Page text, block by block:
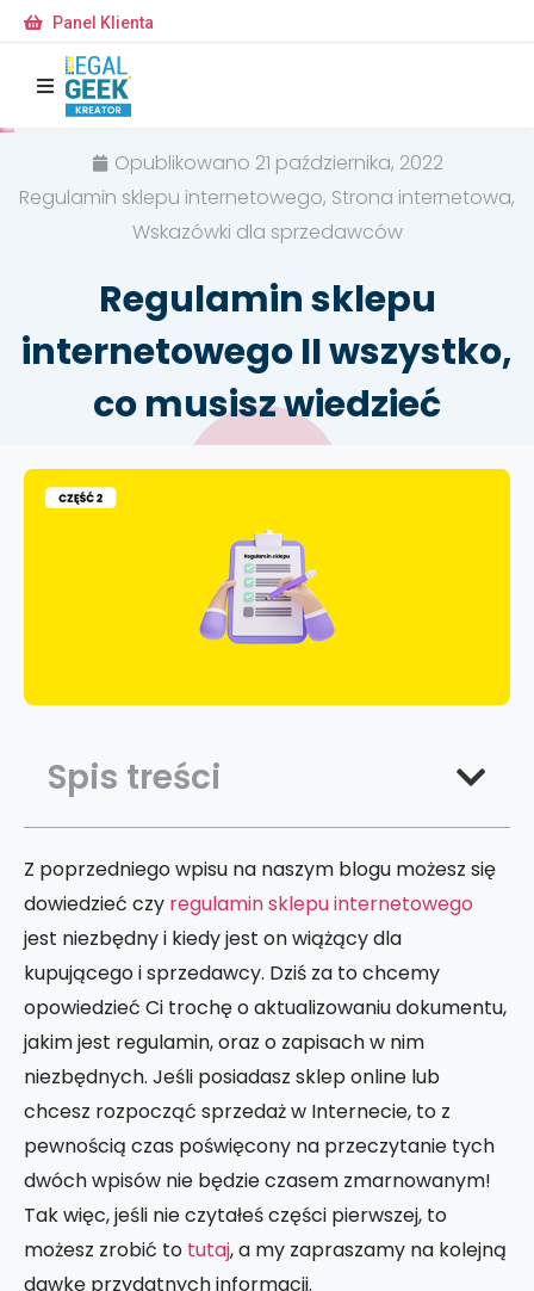
Panel Klienta
Opublikowano 21 października, 2022
Regulamin sklepu internetowego, Strona internetowa,
Wskazówki dla sprzedawców
Regulamin sklepu
internetowego II wszystko,
co musisz wiedzieć
Spis treści
Z poprzedniego wpisu na naszym blogu możesz się
dowiedzieć czy regulamin sklepu internetowego
jest niezbędny i kiedy jest on wiążący dla
kupującego i sprzedawcy. Dziś za to chcemy
opowiedzieć Ci trochę o aktualizowaniu dokumentu,
jakim jest regulamin, oraz o zapisach w nim
niezbędnych. Jeśli posiadasz sklep online lub
chcesz rozpocząć sprzedaż w Internecie, to z
pewnością czas poświęcony na przeczytanie tych
dwóch wpisów nie będzie czasem zmarnowanym!
Tak więc, jeśli nie czytałeś części pierwszej, to
możesz zrobić to tutaj, a my zapraszamy na kolejną
dawkę przydatnych informacji.